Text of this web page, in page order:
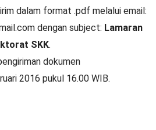
dalam format .pdf melalui email:
dengan subject: Lamaran
SKK.
dokumen
2016 pukul 16.00 WIB.